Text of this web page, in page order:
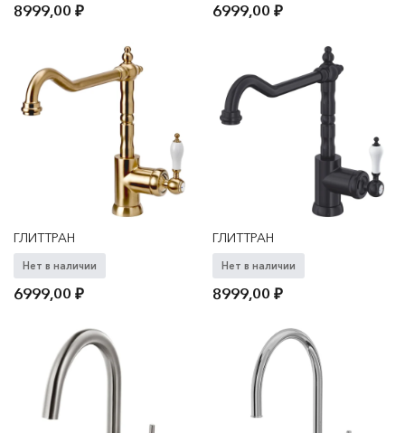
8999,00₽ 6999,00₽
ГЛИТТРАН
Нет в наличии
6999,00₽
ГЛИТТРАН
Нет в наличии
8999,00₽